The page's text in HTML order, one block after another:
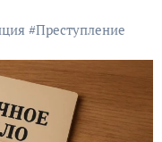
#Преступление